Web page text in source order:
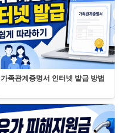
가족관계증명서 인터넷 발급 방법